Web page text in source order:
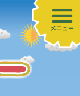
メニュー